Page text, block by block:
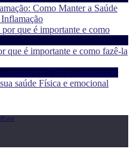
Como Manter a Saúde
que é importante e como fazê-la
saúde Física e emocional